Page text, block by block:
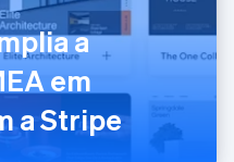
a
em
a Stripe